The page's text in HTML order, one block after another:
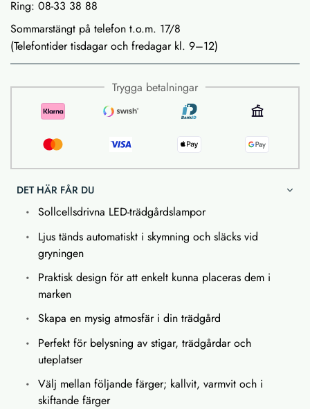
Ring: 08-33 38 88
Sommarstängt på telefon t.o.m. 17/8
(Telefontider tisdagar och fredagar kl. 9–12)
Trygga betalningar
DET HÄR FÅR DU
Sollcellsdrivna LED-trädgårdslampor
Ljus tänds automatiskt i skymning och släcks vid
gryningen
Praktisk design för att enkelt kunna placeras dem i
marken
Skapa en mysig atmosfär i din trädgård
Perfekt för belysning av stigar, trädgårdar och
uteplatser
Välj mellan följande färger; kallvit, varmvit och i
skiftande färger